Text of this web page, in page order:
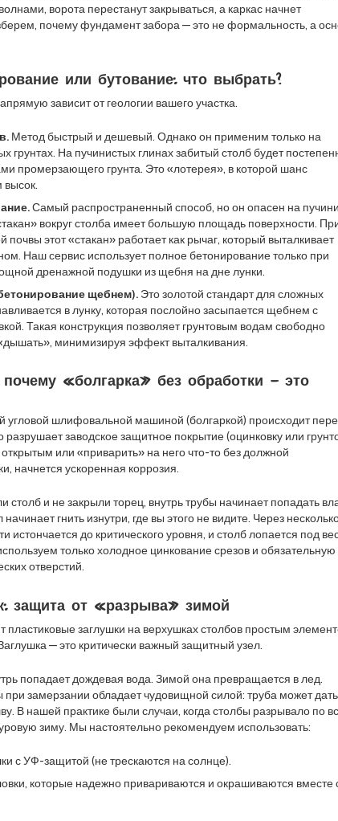
ворота перестанут закрываться, а каркас начнет
почему фундамент забора — это не формальность, а
или бутование: что выбрать?
зависит от геологии вашего участка.
Метод быстрый и дешевый. Однако он применим только на
грунтах. На пучинистых глинах забитый столб будет
промерзающего грунта. Это «лотерея», в которой шанс
Самый распространенный способ, но он опасен на
вокруг столба имеет большую площадь поверхности.
этот «стакан» работает как рычаг, который выталкивает
Наш сервис использует полное бетонирование только при
дренажной подушки из щебня на дне лунки.
щебнем).Это золотой стандарт для сложных
в лунку, которая послойно засыпается щебнем с
Такая конструкция позволяет грунтовым водам свободно
минимизируя эффект выталкивания.
«болгарка» без обработки — это
угловой шлифовальной машиной (болгаркой) происходит
заводское защитное покрытие (оцинковку или
открытым или «приварить» на него что-то без должной
начнется ускоренная коррозия.
столб и не закрыли торец, внутрь трубы начинает попадать
гнить изнутри, где вы этого не видите. Через
истончается до критического уровня, и столб лопается под
только холодное цинкование срезов и обязательную
отверстий.
защита от «разрыва» зимой
пластиковые заглушки на верхушках столбов простым
— это критически важный защитный узел.
попадает дождевая вода. Зимой она превращается в лед.
замерзании обладает чудовищной силой: труба может дать
В нашей практике были случаи, когда столбы разрывало по
зиму. Мы настоятельно рекомендуем использовать:
с УФ-защитой (не трескаются на солнце).
которые надежно привариваются и окрашиваются вместе